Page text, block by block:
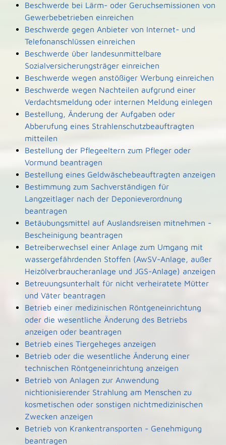
Beschwerde bei Lärm- oder Geruchsemissionen von
Gewerbebetrieben einreichen
Beschwerde gegen Anbieter von Internet- und
Telefonanschlüssen einreichen
Beschwerde über landesunmittelbare
Sozialversicherungsträger einreichen
Beschwerde wegen anstößiger Werbung einreichen
Beschwerde wegen Nachteilen aufgrund einer
Verdachtsmeldung oder internen Meldung einlegen
Bestellung, Änderung der Aufgaben oder
Abberufung eines Strahlenschutzbeauftragten
mitteilen
Bestellung der Pflegeeltern zum Pfleger oder
Vormund beantragen
Bestellung eines Geldwäschebeauftragten anzeigen
Bestimmung zum Sachverständigen für
Langzeitlager nach der Deponieverordnung
beantragen
Betäubungsmittel auf Auslandsreisen mitnehmen -
Bescheinigung beantragen
Betreiberwechsel einer Anlage zum Umgang mit
wassergefährdenden Stoffen (AwSV-Anlage, außer
Heizölverbraucheranlage und JGS-Anlage) anzeigen
Betreuungsunterhalt für nicht verheiratete Mütter
und Väter beantragen
Betrieb einer medizinischen Röntgeneinrichtung
oder die wesentliche Änderung des Betriebs
anzeigen oder beantragen
Betrieb eines Tiergeheges anzeigen
Betrieb oder die wesentliche Änderung einer
technischen Röntgeneinrichtung anzeigen
Betrieb von Anlagen zur Anwendung
nichtionisierender Strahlung am Menschen zu
kosmetischen oder sonstigen nichtmedizinischen
Zwecken anzeigen
Betrieb von Krankentransporten - Genehmigung
beantragen